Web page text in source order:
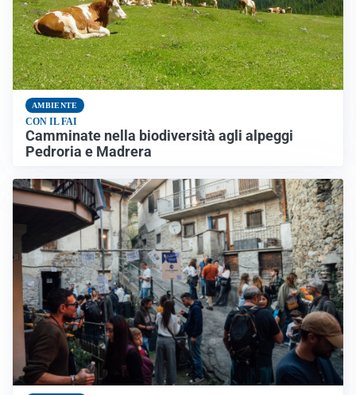
AMBIENTE
CON IL FAI
Camminate nella biodiversità agli alpeggi
Pedroria e Madrera